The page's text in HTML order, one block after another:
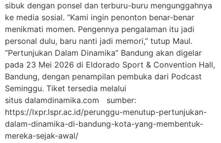
sibuk dengan ponsel dan terburu-buru mengunggahnya
ke media sosial. “Kami ingin penonton benar-benar
menikmati momen. Pengennya pengalaman itu jadi
personal dulu, baru nanti jadi memori,” tutup Maul.
“Pertunjukan Dalam Dinamika” Bandung akan digelar
pada 23 Mei 2026 di Eldorado Sport & Convention Hall,
Bandung, dengan penampilan pembuka dari Podcast
Seminggu. Tiket tersedia melalui
situs dalamdinamika.com sumber:
https://lxpr.lspr.ac.id/perunggu-menutup-pertunjukan-
dalam-dinamika-di-bandung-kota-yang-membentuk-
mereka-sejak-awal/